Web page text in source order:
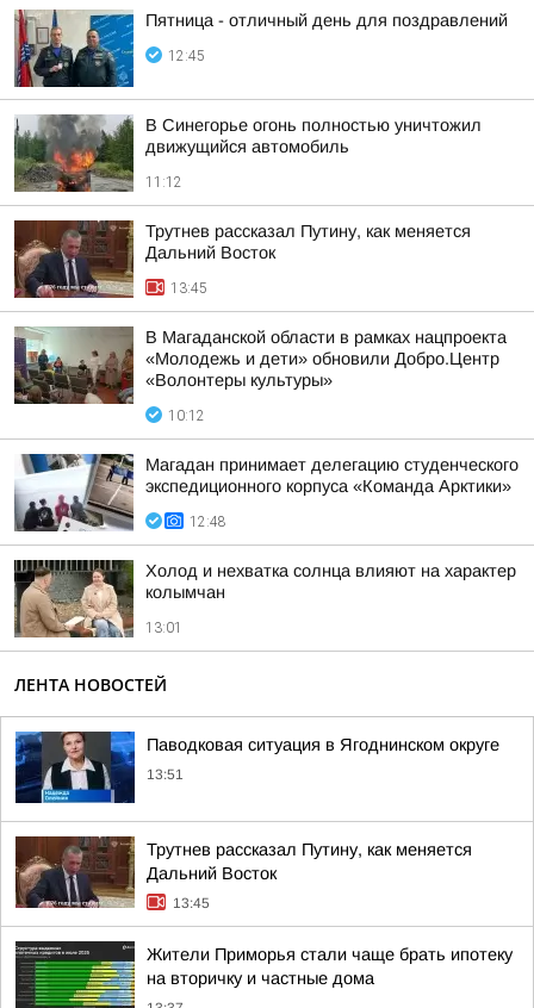
Пятница - отличный день для поздравлений
12:45
В Синегорье огонь полностью уничтожил
движущийся автомобиль
11:12
Трутнев рассказал Путину, как меняется
Дальний Восток
13:45
В Магаданской области в рамках нацпроекта
«Молодежь и дети» обновили Добро.Центр
«Волонтеры культуры»
10:12
Магадан принимает делегацию студенческого
экспедиционного корпуса «Команда Арктики»
12:48
Холод и нехватка солнца влияют на характер
колымчан
13:01
ЛЕНТА НОВОСТЕЙ
Паводковая ситуация в Ягоднинском округе
13:51
Трутнев рассказал Путину, как меняется
Дальний Восток
13:45
Жители Приморья стали чаще брать ипотеку
на вторичку и частные дома